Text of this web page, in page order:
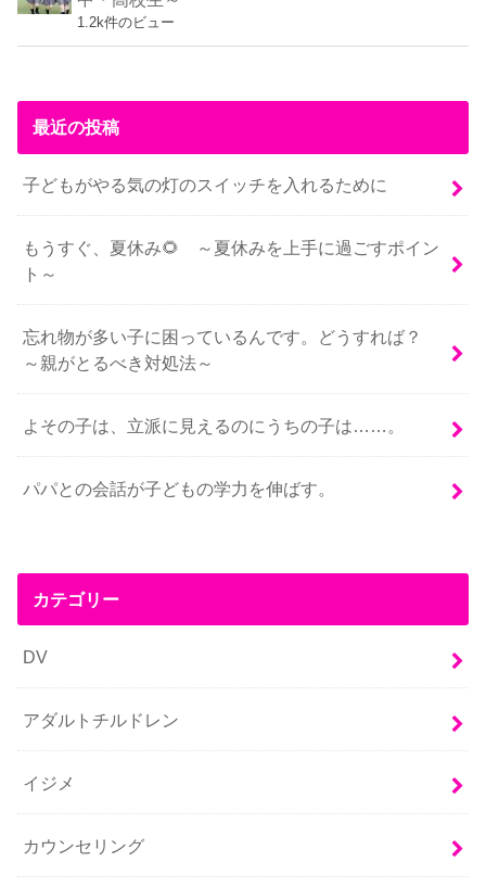
1.2k件のビュー
最近の投稿
子どもがやる気の灯のスイッチを入れるために
もうすぐ、夏休み🌻 ～夏休みを上手に過ごすポイン
ト～
忘れ物が多い子に困っているんです。どうすれば？
～親がとるべき対処法～
よその子は、立派に見えるのにうちの子は……。
パパとの会話が子どもの学力を伸ばす。
カテゴリー
DV
アダルトチルドレン
イジメ
カウンセリング